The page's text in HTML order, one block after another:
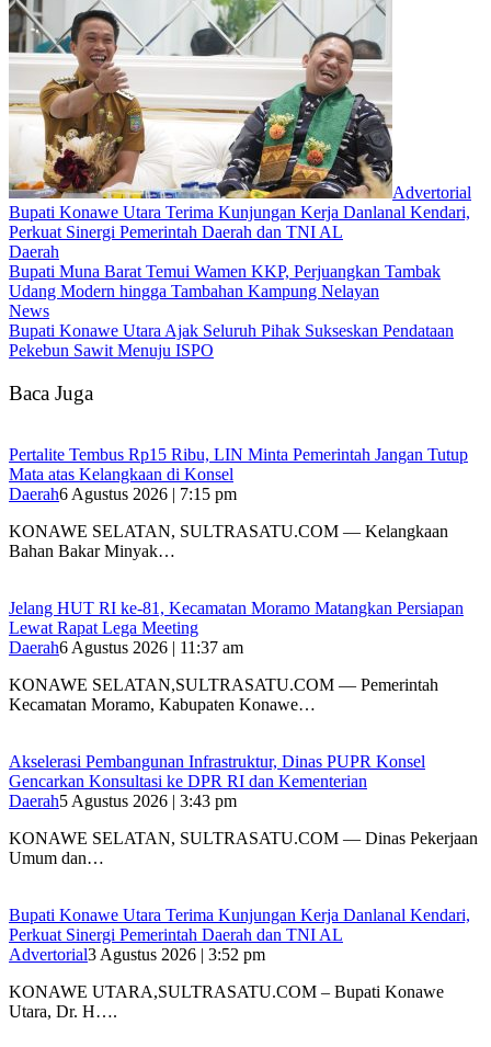
Advertorial
Bupati Konawe Utara Terima Kunjungan Kerja Danlanal Kendari,
Perkuat Sinergi Pemerintah Daerah dan TNI AL
Daerah
‎Bupati Muna Barat Temui Wamen KKP, Perjuangkan Tambak
Udang Modern hingga Tambahan Kampung Nelayan
News
Bupati Konawe Utara Ajak Seluruh Pihak Sukseskan Pendataan
Pekebun Sawit Menuju ISPO
Baca Juga
‎Pertalite Tembus Rp15 Ribu, LIN Minta Pemerintah Jangan Tutup
Mata atas Kelangkaan di Konsel
Daerah6 Agustus 2026 | 7:15 pm
‎KONAWE SELATAN, SULTRASATU.COM — Kelangkaan
Bahan Bakar Minyak…
‎Jelang HUT RI ke-81, Kecamatan Moramo Matangkan Persiapan
Lewat Rapat Lega Meeting
Daerah6 Agustus 2026 | 11:37 am
KONAWE SELATAN,SULTRASATU.COM — Pemerintah
Kecamatan Moramo, Kabupaten Konawe…
Akselerasi Pembangunan Infrastruktur, Dinas PUPR Konsel
Gencarkan Konsultasi ke DPR RI dan Kementerian
Daerah5 Agustus 2026 | 3:43 pm
KONAWE SELATAN, SULTRASATU.COM — Dinas Pekerjaan
Umum dan…
Bupati Konawe Utara Terima Kunjungan Kerja Danlanal Kendari,
Perkuat Sinergi Pemerintah Daerah dan TNI AL
Advertorial3 Agustus 2026 | 3:52 pm
‎KONAWE UTARA,SULTRASATU.COM – Bupati Konawe
Utara, Dr. H….